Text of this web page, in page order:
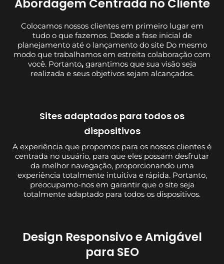
Abordagem Centrada no Cliente
Colocamos nossos clientes em primeiro lugar em
tudo o que fazemos. Desde a fase inicial de
planejamento até o lançamento do site Do mesmo
modo que trabalhamos em estreita colaboração com
você. Portanto,garantimos que sua visão seja
realizada e seus objetivos sejam alcançados.
Sites adaptados para todos os
dispositivos
A experiência que propomos para os nossos clientes é
centrada no usuário, para que eles possam desfrutar
da melhor navegação, proporcionando uma
experiência totalmente intuitiva e rápida. Portanto,
preocupamo-nos em garantir que o site seja
totalmente adaptado para todos os dispositivos.
Design Responsivo e Amigável
para SEO